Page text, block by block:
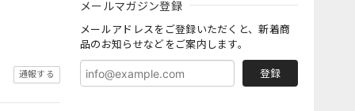
メールマガジン登録
メールアドレスをご登録いただくと、新着商
品のお知らせなどをご案内します。
登録
通報する